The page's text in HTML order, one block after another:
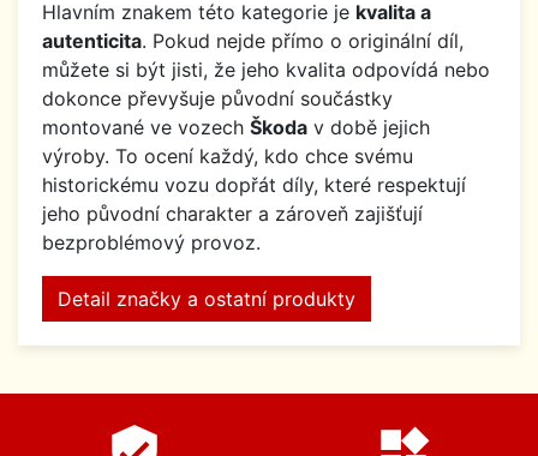
Hlavním znakem této kategorie je kvalita a
autenticita. Pokud nejde přímo o originální díl,
můžete si být jisti, že jeho kvalita odpovídá nebo
dokonce převyšuje původní součástky
montované ve vozech Škoda v době jejich
výroby. To ocení každý, kdo chce svému
historickému vozu dopřát díly, které respektují
jeho původní charakter a zároveň zajišťují
bezproblémový provoz.
Detail značky a ostatní produkty